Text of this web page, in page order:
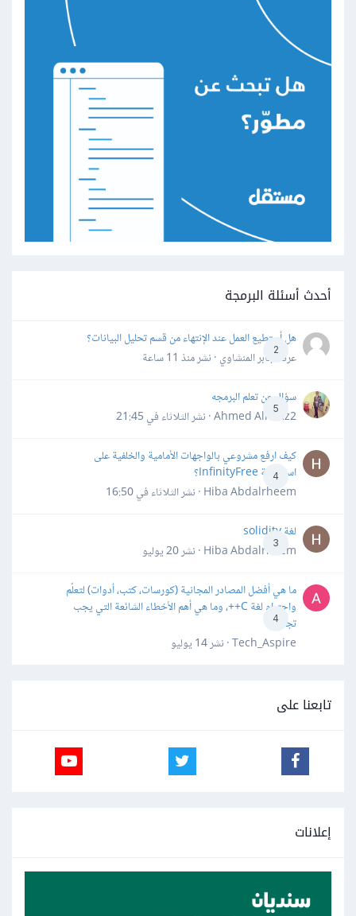
أحدث أسئلة البرمجة
2
هل أستطيع العمل عند الإنتهاء من قسم تحليل البيانات؟
عرفه جابر المنشاوي · نشرمنذ 11 ساعة
5
سؤال عن تعلم البرمجه
Ahmed Alhafiz2 · نشر
الثلاثاء في 21:45
4
كيف ارفع مشروعي بالواجهات الأمامية والخلفية على
استضافة InfinityFree؟
Hiba Abdalrheem · نشر
الثلاثاء في 16:50
3
لغة solidity
Hiba Abdalrheem · نشر
20 يوليو
4
ما هي أفضل المصادر المجانية (كورسات، كتب، أدوات) لتعلّم
واحترام لغة C++، وما هي أهم الأخطاء الشائعة التي يجب
تجنبها؟
Tech_Aspire · نشر
14 يوليو
تابعنا على
إعلانات